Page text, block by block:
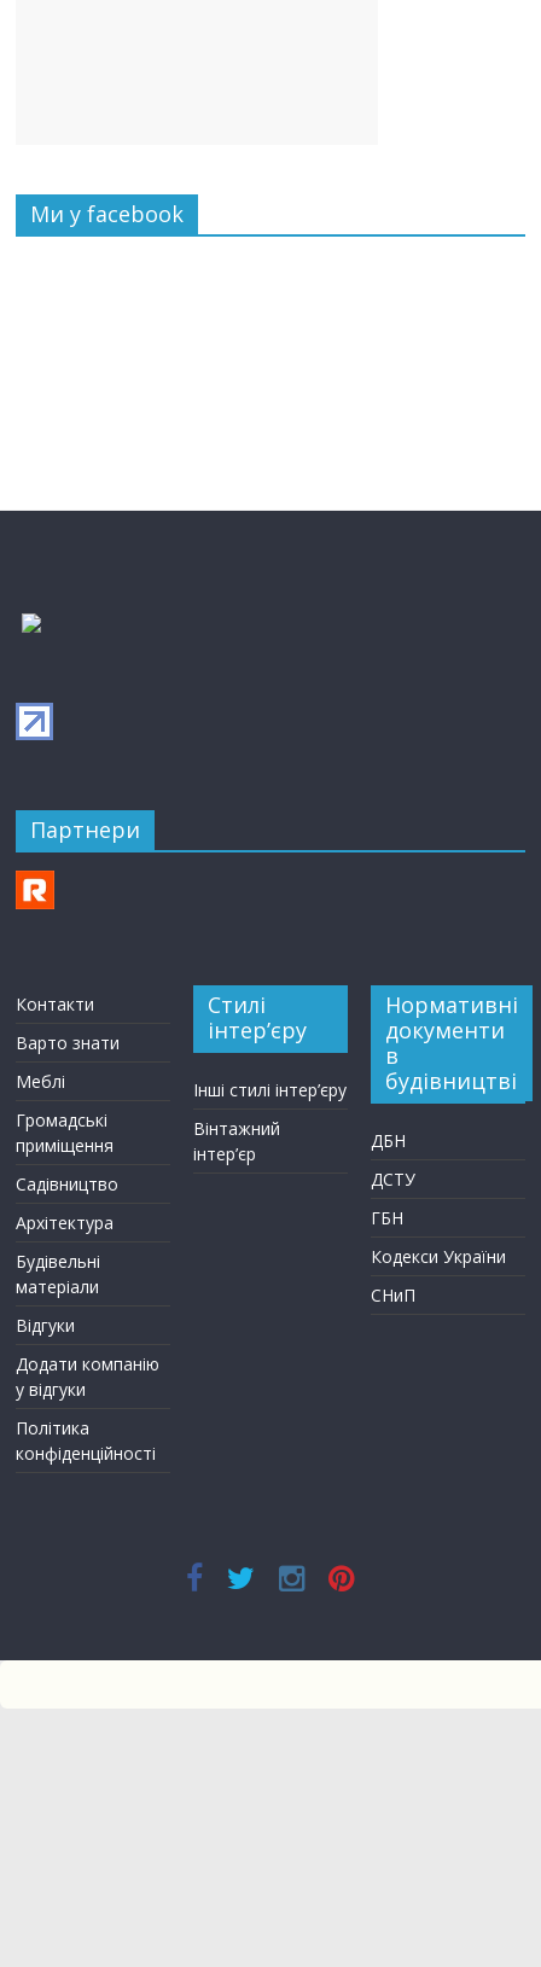
Ми у facebook
Партнери
Контакти
Варто знати
Меблі
Громадські
приміщення
Садівництво
Архітектура
Будівельні
матеріали
Відгуки
Додати компанію
у відгуки
Політика
конфіденційності
Стилі
інтер’єру
Інші стилі інтер’єру
Вінтажний
інтер’єр
Нормативні
документи
в
будівництві
ДБН
ДСТУ
ГБН
Кодекси України
СНиП